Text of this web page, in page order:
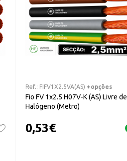
Ref.: FIFV1X2.5VA(AS) +opções
Fio FV 1x2.5 H07V-K (AS) Livre de
Halógeno (Metro)
0,53€